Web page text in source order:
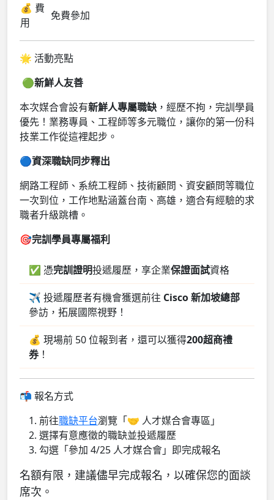
💰 費
用
免費參加
🌟 活動亮點
🟢新鮮人友善
本次媒合會設有新鮮人專屬職缺 ，經歷不拘，完訓學員
優先！業務專員、工程師等多元職位，讓你的第一份科
技業工作從這裡起步。
🔵資深職缺同步釋出
網路工程師、系統工程師、技術顧問、資安顧問等職位
一次到位，工作地點涵蓋台南、高雄，適合有經驗的求
職者升級跳槽。
🎯完訓學員專屬福利
✅ 憑完訓證明投遞履歷，享企業保證面試資格
✈️ 投遞履歷者有機會獲選前往 Cisco 新加坡總部
參訪，拓展國際視野！
💰 現場前 50 位報到者，還可以獲得200超商禮
券！
📬 報名方式
前往職缺平台瀏覽「🤝 人才媒合會專區」
選擇有意應徵的職缺並投遞履歷
勾選「參加 4/25 人才媒合會」即完成報名
名額有限，建議儘早完成報名，以確保您的面談
席次。